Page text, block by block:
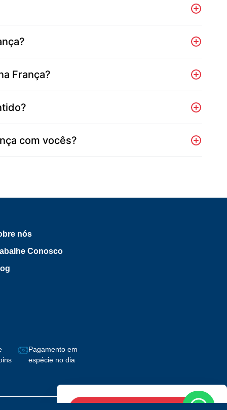
França?
com vocês?
nós
Conosco
Pagamento em
espécie no dia